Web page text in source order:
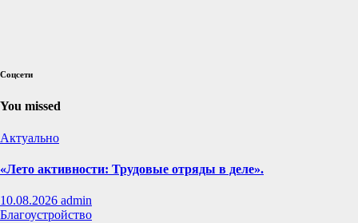
Соцсети
You missed
Актуально
«Лето активности: Трудовые отряды в деле».
10.08.2026 admin
Благоустройство